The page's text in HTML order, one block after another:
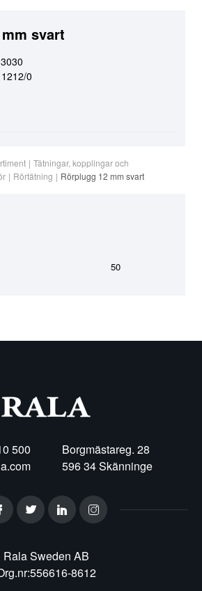
svart
0
| Tätningar, kopplingar och
| Rörtätning | Rörplugg 12 mm svart
50
500
Borgmästareg. 28
596 34 Skänninge
Rala Sweden AB
8612